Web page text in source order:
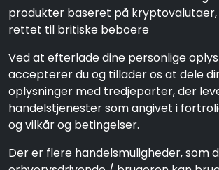
produkter baseret på kryptovalutaer,
rettet til britiske beboere
Ved at efterlade dine personlige
accepterer du og tillader os at dele
oplysninger med tredjeparter, der
handelstjenester som angivet i
og vilkår og betingelser.
Der er flere handelsmuligheder, som